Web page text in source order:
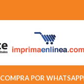
COMPRA POR WHATSAPP